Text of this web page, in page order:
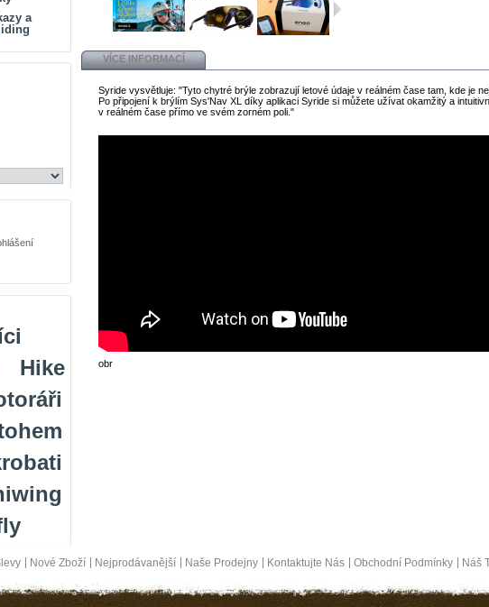
a
Hike
VÍCE INFORMACÍ
Syride vysvětluje: "Tyto chytré brýle zobrazují letové údaje v reálném čase tam, kde je
Po připojení k brýlím Sys'Nav XL díky aplikaci Syride si můžete užívat okamžitý a
v reálném čase přímo ve svém zorném poli."
obr
Nové Zboží Nejprodávanější Naše Prodejny Kontaktujte Nás Obchodní Podmínky Náš